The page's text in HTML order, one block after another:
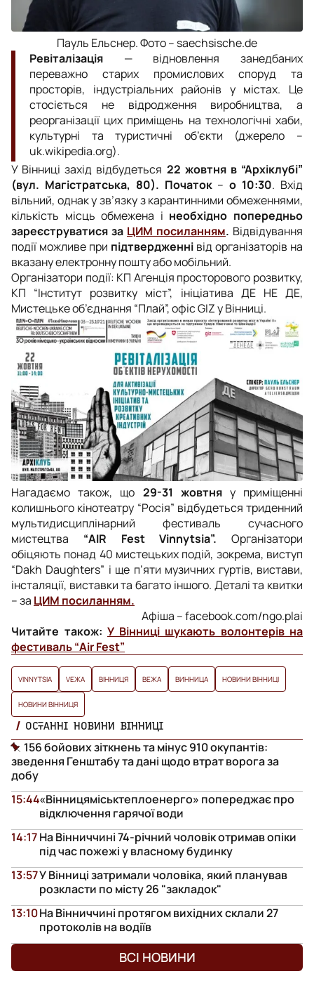
Пауль Ельснер. Фото – saechsische.de
Ревіталізація — відновлення занедбаних
переважно старих промислових споруд та
просторів, індустріальних районів у містах. Це
стосіється не відродження виробництва, а
реорганізації цих приміщень на технологічні хаби,
культурні та туристичні об’єкти (джерело –
uk.wikipedia.org).
У Вінниці захід відбудеться 22 жовтня в “Архіклубі”
(вул. Магістратська, 80). Початок –о 10:30. Вхід
вільний, однак у зв’язку з карантинними обмеженнями,
кількість місць обмежена і необхідно попередньо
зареєструватися за ЦИМ посиланням. Відвідування
події можливе при підтвердженні від організаторів на
вказану електронну пошту або мобільний.
Організатори події: КП Агенція просторового розвитку,
КП “Інститут розвитку міст”, ініціатива ДЕ НЕ ДЕ,
Мистецьке об’єднання “Плай”, офіс GIZ у Вінниці.
Нагадаємо також, що 29-31 жовтняу приміщенні
колишнього кінотеатру “Росія” відбудеться триденний
мультидисциплінарний фестиваль сучасного
мистецтва “AIR Fest Vinnytsia”. Організатори
обіцяють понад 40 мистецьких подій, зокрема, виступ
“Dakh Daughters” і ще п’яти музичних гуртів, вистави,
інсталяції, виставки та багато іншого. Деталі та квитки
–за ЦИМ посиланням.
Афіша – facebook.com/ngo.plai
Читайте також: У Вінниці шукають волонтерів на
фестиваль “Air Fest”
VINNYTSIA VЕЖА ВІННИЦЯ ВЕЖА ВИННИЦА НОВИНИ ВІННИЦІ
НОВИНИ ВІННИЦЯ
ОСТАННІ НОВИНИ ВІННИЦІ
156 бойових зіткнень та мінус 910 окупантів:
зведення Генштабу та дані щодо втрат ворога за
добу
«Вінницяміськтеплоенерго» попереджає про
відключення гарячої води
15:44
На Вінниччині 74-річний чоловік отримав опіки
під час пожежі у власному будинку
14:17
У Вінниці затримали чоловіка, який планував
розкласти по місту 26 "закладок"
13:57
На Вінниччині протягом вихідних склали 27
протоколів на водіїв
13:10
ВСІ НОВИНИ